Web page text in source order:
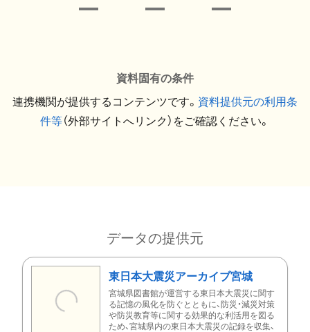
資料固有の条件
連携機関が提供するコンテンツです。 資料提供元の利用条
件等（外部サイトへリンク）をご確認ください。
データの提供元
東日本大震災アーカイブ宮城
宮城県図書館が運営する東日本大震災に関す
る記憶の風化を防ぐとともに、防災・減災対策
や防災教育等に関する効果的な利活用を図る
ため、宮城県内の東日本大震災の記録を収集、